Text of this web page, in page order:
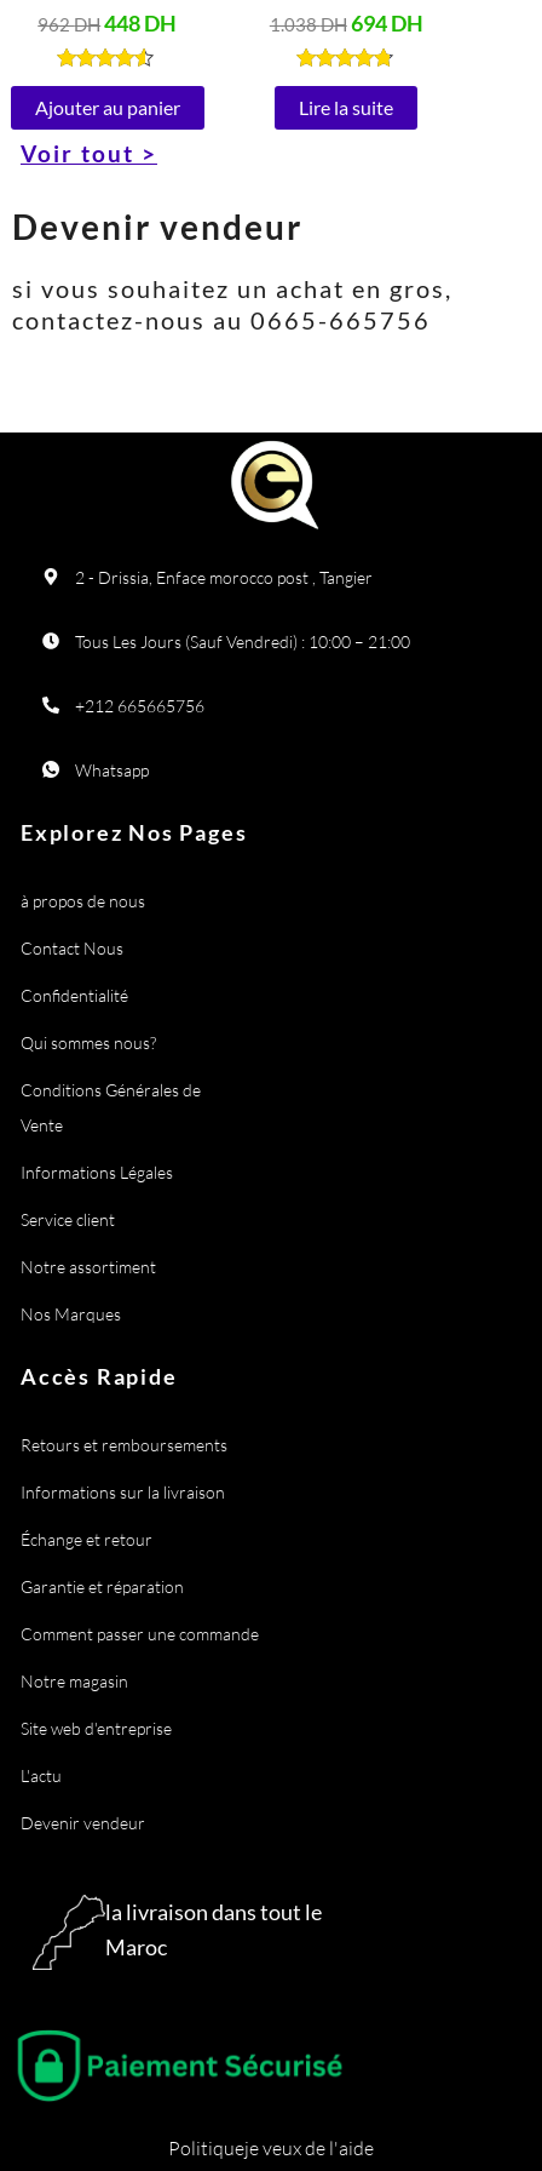
en acier Inoxydable
Peut ouvrir à 180°
(1850-2200W, 220-
240V)
962DH448DH
Note
4.40
sur 5
Ajouter au panier
Vitesses 5 Litres
(1000W)
1.038DH694DH
Note
4.67
Lire la suite
Voir tout >
Devenir vendeur
si vous souhaitez un achat en gros,
contactez-nous au 0665-665756
2 - Drissia, Enface morocco post , Tangier
Tous Les Jours (Sauf Vendredi) : 10:00 – 21:00
+212 665665756
Whatsapp
Explorez Nos Pages
à propos de nous
Contact Nous
Confidentialité
Qui sommes nous?
Conditions Générales de
Vente
Informations Légales
Service client
Notre assortiment
Nos Marques
Accès Rapide
Retours et remboursements
Informations sur la livraison
Échange et retour
Garantie et réparation
Comment passer une commande
Notre magasin
Site web d'entreprise
L'actu
Devenir vendeur
la livraison dans tout le
Maroc
Politiqueje veux de l'aide